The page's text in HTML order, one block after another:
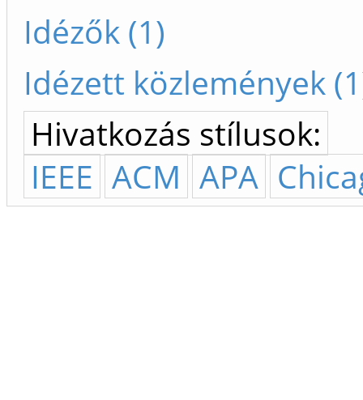
Idézők (1)
Idézett közlemények
Hivatkozás stílusok:
IEEE ACM APA